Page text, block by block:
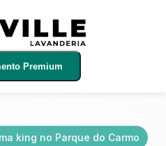
Premium
king no Parque do Carmo